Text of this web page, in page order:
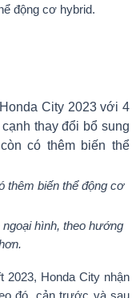
động cơ hybrid.
City 2023 với 4
thay đổi bổ sung
có thêm biến thể
hình, theo hướng
2023, Honda City nhận